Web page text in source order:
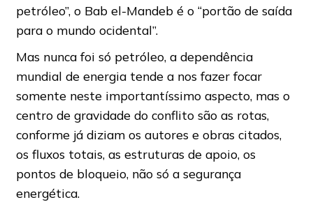
petróleo”, o Bab el-Mandeb é o “portão de saída
para o mundo ocidental”.
Mas nunca foi só petróleo, a dependência
mundial de energia tende a nos fazer focar
somente neste importantíssimo aspecto, mas o
centro de gravidade do conflito são as rotas,
conforme já diziam os autores e obras citados,
os fluxos totais, as estruturas de apoio, os
pontos de bloqueio, não só a segurança
energética.